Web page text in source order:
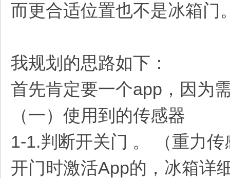
而更合适位置也不是冰箱门
我规划的思路如下：
首先肯定要一个app，因为
（一）使用到的传感器
1-1.判断开关门 。 （重力
开门时激活App的，冰箱详